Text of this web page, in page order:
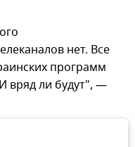
нет. Все
программ
вряд ли будут", —